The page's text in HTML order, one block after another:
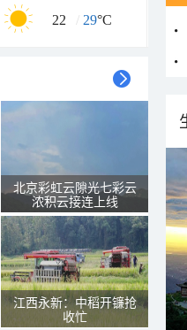
22 / 29°C
北京彩虹云隙光七彩云
浓积云接连上线
江西永新：中稻开镰抢
收忙